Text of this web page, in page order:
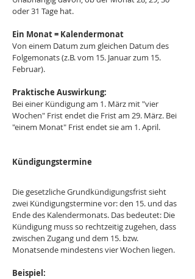
oder 31 Tage hat.
Ein Monat = Kalendermonat
Von einem Datum zum gleichen Datum des
Folgemonats (z.B. vom 15. Januar zum 15.
Februar).
Praktische Auswirkung:
Bei einer Kündigung am 1. März mit "vier
Wochen" Frist endet die Frist am 29. März. Bei
"einem Monat" Frist endet sie am 1. April.
Kündigungstermine
Die gesetzliche Grundkündigungsfrist sieht
zwei Kündigungstermine vor: den 15. und das
Ende des Kalendermonats. Das bedeutet: Die
Kündigung muss so rechtzeitig zugehen, dass
zwischen Zugang und dem 15. bzw.
Monatsende mindestens vier Wochen liegen.
Beispiel: